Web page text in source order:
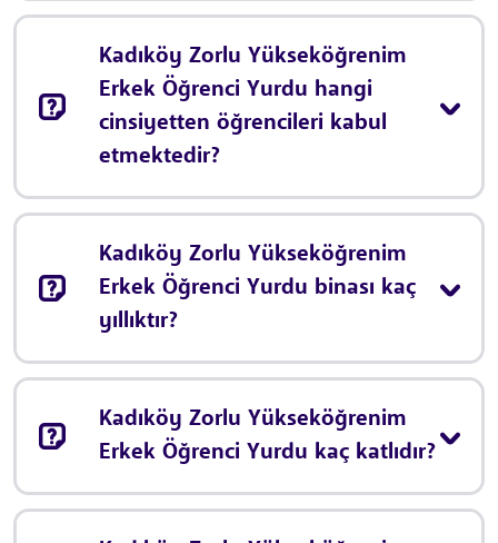
Kadıköy Zorlu Yükseköğrenim
Erkek Öğrenci Yurdu hangi
cinsiyetten öğrencileri kabul
etmektedir?
Kadıköy Zorlu Yükseköğrenim
Erkek Öğrenci Yurdu binası kaç
yıllıktır?
Kadıköy Zorlu Yükseköğrenim
Erkek Öğrenci Yurdu kaç katlıdır?